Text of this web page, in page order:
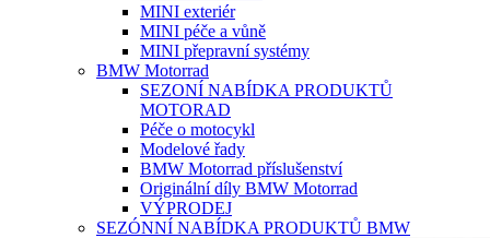
MINI exteriér
MINI péče a vůně
MINI přepravní systémy
BMW Motorrad
SEZONÍ NABÍDKA PRODUKTŮ
MOTORAD
Péče o motocykl
Modelové řady
BMW Motorrad příslušenství
Originální díly BMW Motorrad
VÝPRODEJ
SEZÓNNÍ NABÍDKA PRODUKTŮ BMW